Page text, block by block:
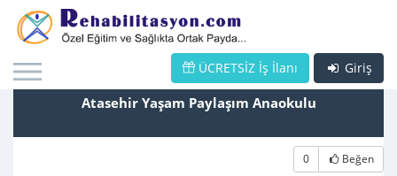
Giriş
ÜCRETSİZ İş İlanı
Atasehir Yaşam Paylaşım Anaokulu
0 Beğen